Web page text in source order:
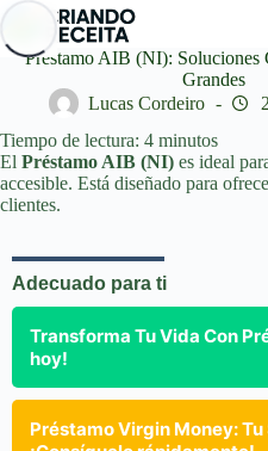
Saltar
contenido
Préstamo AIB (NI): Soluciones
Grandes
Lucas Cordeiro
Tiempo de lectura: 4 minutos
El Préstamo AIB (NI) es ideal
accesible. Está diseñado para
clientes.
Adecuado para ti
Transforma Tu Vida Con
hoy!
Préstamo Virgin Money: Tu